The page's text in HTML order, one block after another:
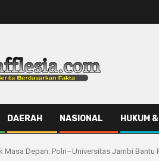
DAERAH NASIONAL HUKUM
Masa Depan: Polri–Universitas Jambi Bantu